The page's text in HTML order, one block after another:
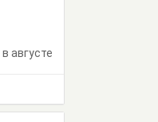
в августе